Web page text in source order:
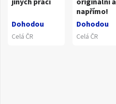
Dohodou
Celá ČR
napřímo!
Dohodou
Celá ČR